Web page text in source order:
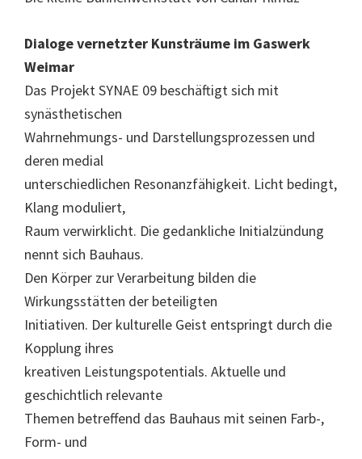
Dialoge vernetzter Kunsträume im Gaswerk
Weimar
Das Projekt SYNAE 09 beschäftigt sich mit
synästhetischen
Wahrnehmungs- und Darstellungsprozessen und
deren medial
unterschiedlichen Resonanzfähigkeit. Licht bedingt,
Klang moduliert,
Raum verwirklicht. Die gedankliche Initialzündung
nennt sich Bauhaus.
Den Körper zur Verarbeitung bilden die
Wirkungsstätten der beteiligten
Initiativen. Der kulturelle Geist entspringt durch die
Kopplung ihres
kreativen Leistungspotentials. Aktuelle und
geschichtlich relevante
Themen betreffend das Bauhaus mit seinen Farb-,
Form- und